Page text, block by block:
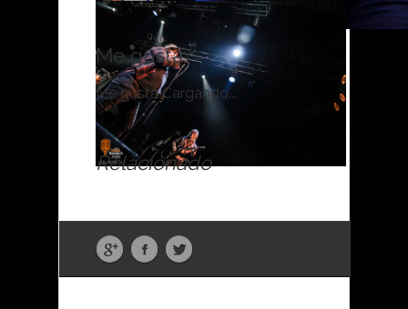
Me gusta:
Me gusta Cargando...
Relacionado